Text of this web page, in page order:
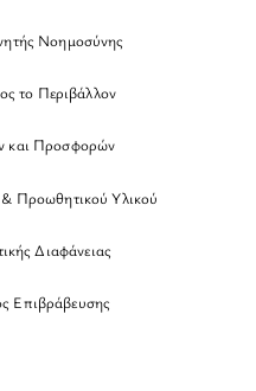
Νοημοσύνης
το Περιβάλλον
και Προσφορών
Προωθητικού Υλικού
Διαφάνειας
Επιβράβευσης